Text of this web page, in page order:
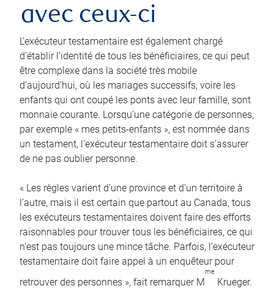
avec ceux-ci
L’exécuteur testamentaire est également chargé
d’établir l’identité de tous les bénéficiaires, ce qui peut
être complexe dans la société très mobile
d’aujourd’hui, où les mariages successifs, voire les
enfants qui ont coupé les ponts avec leur famille, sont
monnaie courante. Lorsqu’une catégorie de personnes,
par exemple « mes petits-enfants », est nommée dans
un testament, l’exécuteur testamentaire doit s’assurer
de ne pas oublier personne.
« Les règles varient d’une province et d’un territoire à
l’autre, mais il est certain que partout au Canada, tous
les exécuteurs testamentaires doivent faire des efforts
raisonnables pour trouver tous les bénéficiaires, ce qui
n’est pas toujours une mince tâche. Parfois, l’exécuteur
testamentaire doit faire appel à un enquêteur pour
retrouver des personnes », fait remarquer M
me
Krueger.